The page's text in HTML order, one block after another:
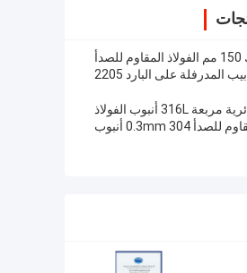
غير سبائك 150 مم الفولاذ المقاوم للصدأ
904l الأنابيب المدرفلة على البارد 2205
دائرية مربعة 316L أنبوب الفولاذ
المقاوم للصدأ 0.3mm 304 أنبوب